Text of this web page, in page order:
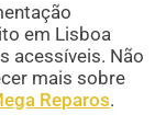
em Lisboa
acessíveis. Não
mais sobre
Reparos.